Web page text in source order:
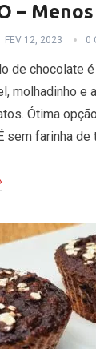
–
FEV 12, 2023 0
de chocolate
molhadinho e
Ótima
sem farinha